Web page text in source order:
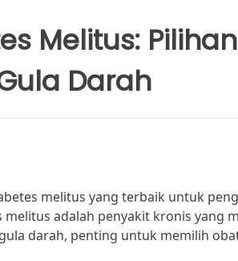
Melitus:
Darah
melitus yang terbaik untuk
adalah penyakit kronis yang
darah, penting untuk memilih